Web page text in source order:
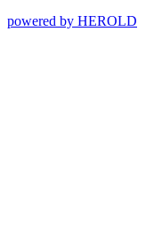
powered by HEROLD